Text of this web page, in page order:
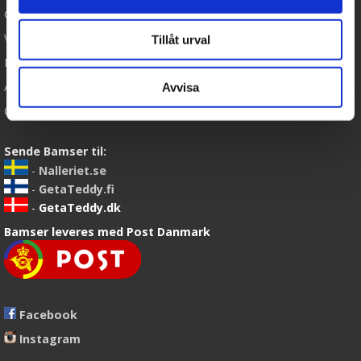
Tillåt urval
Avvisa
Cookies
Varemærker
Købsvilkår
Artikler
Om os
Sende Bamser til:
- Nalleriet.se
- GetaTeddy.fi
- GetaTeddy.dk
Bamser leveres med Post Danmark
Facebook
Instagram